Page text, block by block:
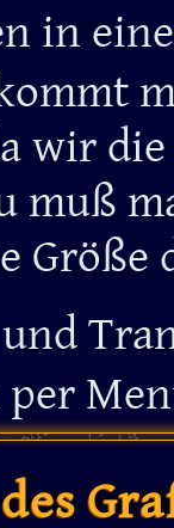
in
wir
muß
Größe